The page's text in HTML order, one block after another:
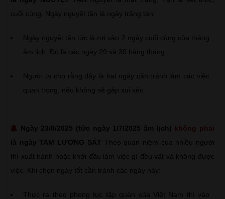
cuối cùng. Ngày nguyệt tận là ngày trăng tàn:
Ngày nguyệt tận tức là rơi vào 2 ngày cuối cùng của tháng
âm lịch. Đó là các ngày 29 và 30 hàng tháng.
Người ta cho rằng đây là hai ngày cần tránh làm các việc
quan trọng, nếu không sẽ gặp xui xẻo.
Ngày 23/8/2025 (tức ngày 1/7/2025 âm lịch) không phải
là ngày TAM LƯƠNG SÁT Theo quan niệm của nhiều người
thì xuất hành hoặc khởi đầu làm việc gì đều vất vả không được
việc. Khi chọn ngày tốt cần tránh các ngày này:
Thực ra theo phong tục tập quán của Việt Nam thì vào